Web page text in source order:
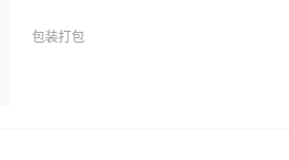
包装打包